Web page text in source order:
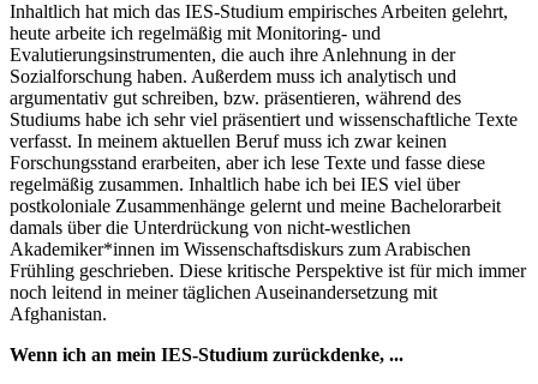
Inhaltlich hat mich das IES-Studium empirisches Arbeiten gelehrt,
heute arbeite ich regelmäßig mit Monitoring- und
Evalutierungsinstrumenten, die auch ihre Anlehnung in der
Sozialforschung haben. Außerdem muss ich analytisch und
argumentativ gut schreiben, bzw. präsentieren, während des
Studiums habe ich sehr viel präsentiert und wissenschaftliche Texte
verfasst. In meinem aktuellen Beruf muss ich zwar keinen
Forschungsstand erarbeiten, aber ich lese Texte und fasse diese
regelmäßig zusammen. Inhaltlich habe ich bei IES viel über
postkoloniale Zusammenhänge gelernt und meine Bachelorarbeit
damals über die Unterdrückung von nicht-westlichen
Akademiker*innen im Wissenschaftsdiskurs zum Arabischen
Frühling geschrieben. Diese kritische Perspektive ist für mich immer
noch leitend in meiner täglichen Auseinandersetzung mit
Afghanistan.
Wenn ich an mein IES-Studium zurückdenke, ...